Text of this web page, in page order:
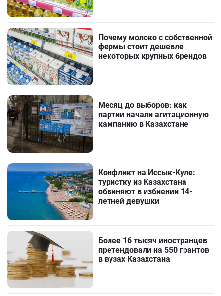
Почему молоко с собственной
фермы стоит дешевле
некоторых крупных брендов
Месяц до выборов: как
партии начали агитационную
кампанию в Казахстане
Конфликт на Иссык-Куле:
туристку из Казахстана
обвиняют в избиении 14-
летней девушки
Более 16 тысяч иностранцев
претендовали на 550 грантов
в вузах Казахстана